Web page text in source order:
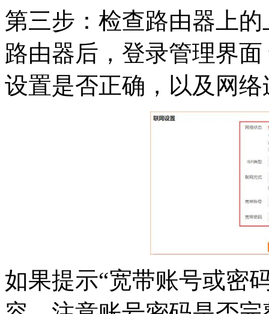
第三步：检查路由器上
路由器后，登录管理界
设置是否正确，以及网
如果提示“宽带账号或密